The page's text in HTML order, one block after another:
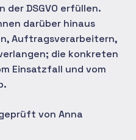
DSGVO erfüllen.
darüber hinaus
Auftragsverarbeitern,
die konkreten
Einsatzfall und vom
von Anna